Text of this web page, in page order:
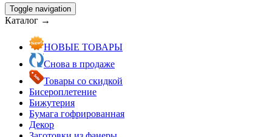
Toggle navigation
Каталог →
НОВЫЕ ТОВАРЫ
Снова в продаже
Товары со скидкой
Бисероплетение
Бижутерия
Бумага гофрированная
Декор